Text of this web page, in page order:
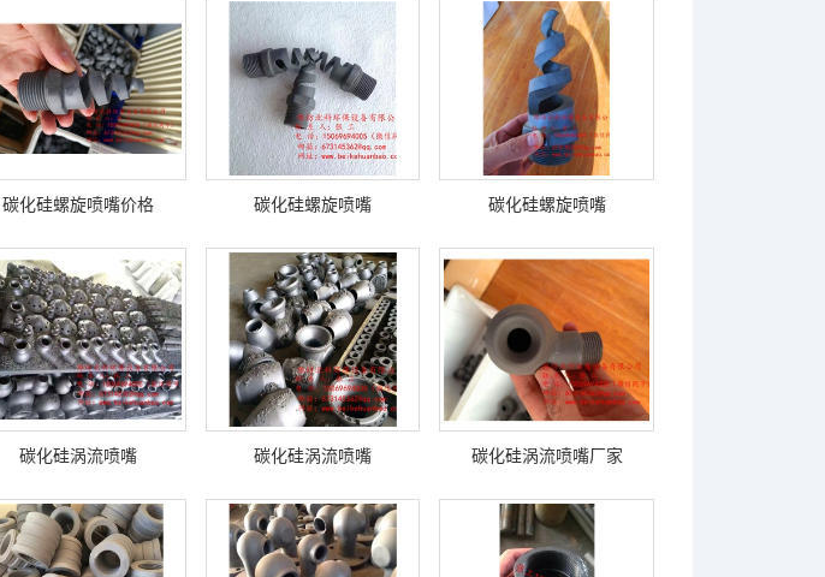
碳化硅螺旋喷嘴价格 碳化硅螺旋喷嘴 碳化硅螺旋喷嘴
碳化硅涡流喷嘴 碳化硅涡流喷嘴 碳化硅涡流喷嘴厂家